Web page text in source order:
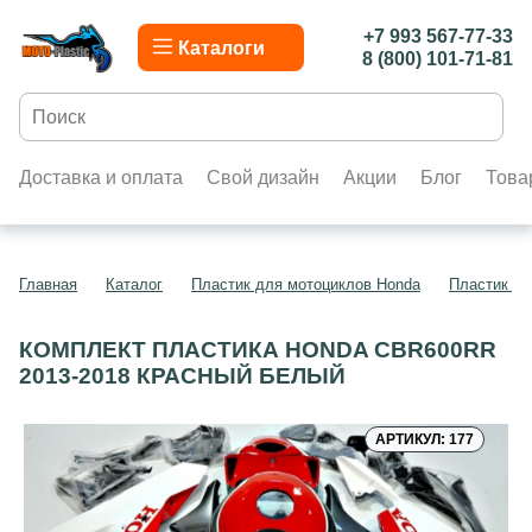
Каталоги
+7 993 567-77-33
8 (800) 101-71-81
Доставка и оплата Свой дизайн Акции Блог
Главная Каталог Пластик для мотоциклов Honda Пластик
КОМПЛЕКТ ПЛАСТИКА HONDA CBR600RR
2013-2018 КРАСНЫЙ БЕЛЫЙ
АРТИКУЛ: 177